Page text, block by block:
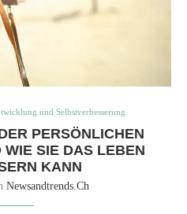
und Selbstverbesserung
PERSÖNLICHEN
WIE SIE DAS LEBEN
KANN
Newsandtrends.ch